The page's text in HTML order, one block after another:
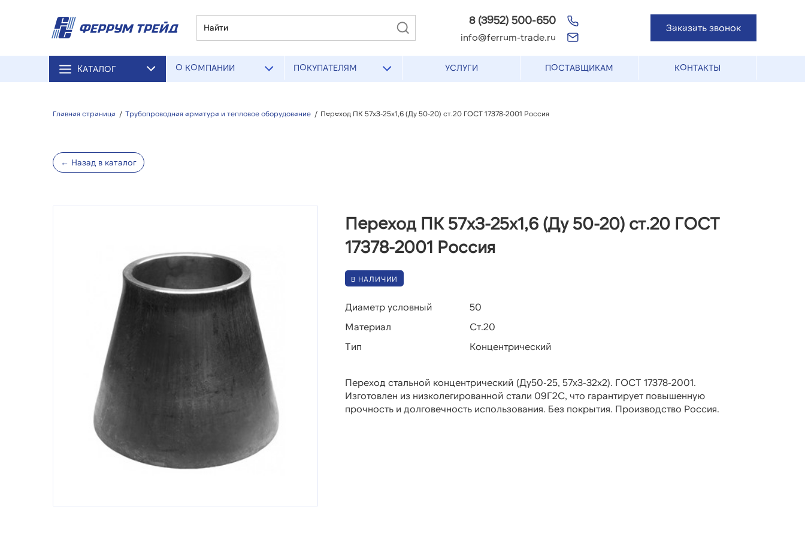
8 (3952) 500-650
info@ferrum-trade.ru
Заказать звонок
КАТАЛОГ О КОМПАНИИ ПОКУПАТЕЛЯМ УСЛУГИ ПОСТАВЩИКАМ КОНТАКТЫ
Главная страница / Трубопроводная арматура и тепловое оборудование / Переход ПК 57х3-25х1,6 (Ду 50-20) ст.20 ГОСТ 17378-2001 Россия
← Назад в каталог
Переход ПК 57х3-25х1,6 (Ду 50-20) ст.20 ГОСТ
17378-2001 Россия
В НАЛИЧИИ
Диаметр условный
50
Материал
Ст.20
Тип
Концентрический
Переход стальной концентрический (Ду50-25, 57х3-32х2). ГОСТ 17378-2001.
Изготовлен из низколегированной стали 09Г2С, что гарантирует повышенную
прочность и долговечность использования. Без покрытия. Производство Россия.